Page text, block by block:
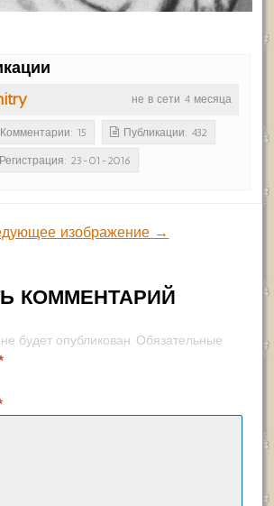
не в сети 4 месяца
Комментарии: 15 Публикации: 432
Регистрация: 23-01-2016
изображение →
КОММЕНТАРИЙ
будет опубликован. Обязательные